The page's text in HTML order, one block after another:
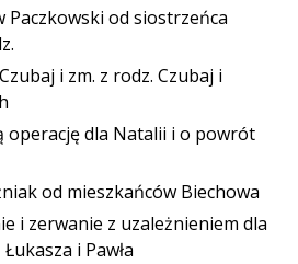
Paczkowski od siostrzeńca
i zm. z rodz. Czubaj i
operację dla Natalii i o powrót
od mieszkańców Biechowa
i zerwanie z uzależnieniem dla
i Pawła